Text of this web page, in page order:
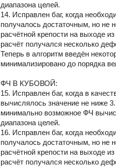
диапазона целей.
14. Исправлен баг, когда
получалось достаточным, но не
расчётной крепости на выходе
расчёт получался несколько
Теперь в алгоритм введён
минимализировано до порядка
ФЧ В КУБОВОЙ:
15. Исправлен баг, когда в
вычислялось значение не ниже
минимально возможное ФЧ
диапазона целей.
16. Исправлен баг, когда
получалось достаточным, но не
расчётной крепости на выходе
расчёт получался несколько